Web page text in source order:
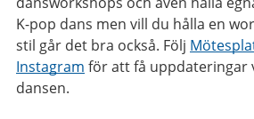
K-pop dans men vill du hålla en
stil går det bra också. Följ
Instagram för att få uppdateringar
dansen.